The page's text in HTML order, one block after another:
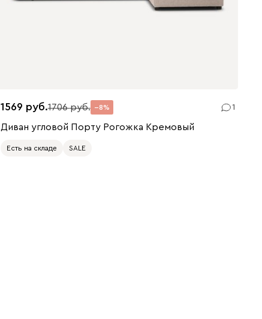
1569 1706 8 1
Диван угловой Порту Рогожка Кремовый
Есть на складе SALE